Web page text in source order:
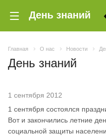
День знаний
Главная О нас Новости
День знаний
1 сентября 2012
1 сентября состоялся
Вот и закончились летние
социальной защиты